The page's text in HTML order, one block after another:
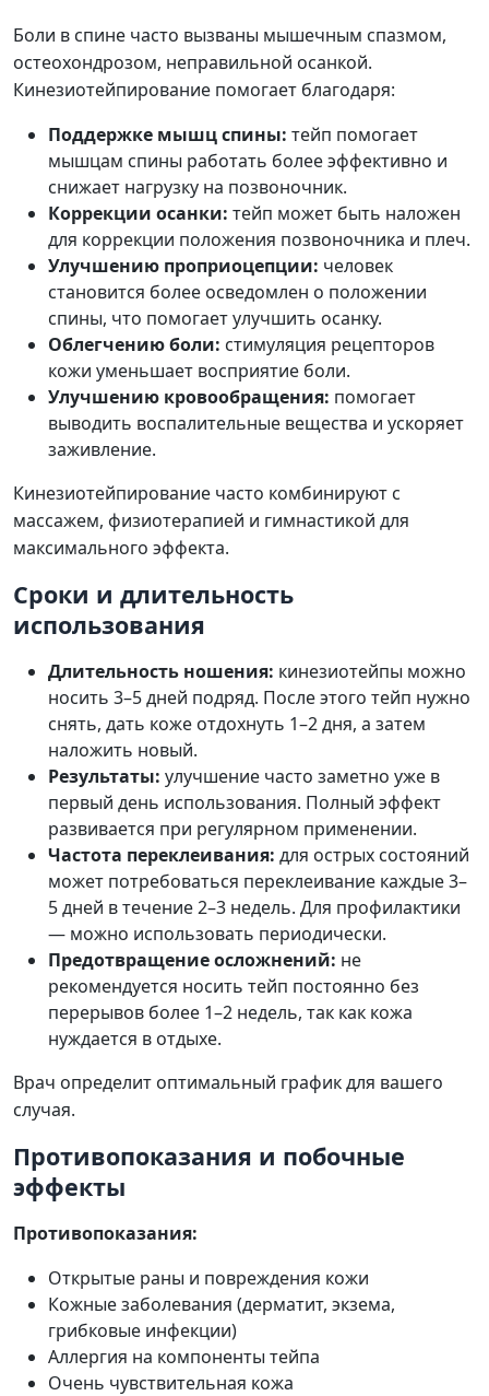
Боли в спине часто вызваны мышечным спазмом,
остеохондрозом, неправильной осанкой.
Кинезиотейпирование помогает благодаря:
Поддержке мышц спины: тейп помогает
мышцам спины работать более эффективно и
снижает нагрузку на позвоночник.
Коррекции осанки: тейп может быть наложен
для коррекции положения позвоночника и плеч.
Улучшению проприоцепции: человек
становится более осведомлен о положении
спины, что помогает улучшить осанку.
Облегчению боли: стимуляция рецепторов
кожи уменьшает восприятие боли.
Улучшению кровообращения: помогает
выводить воспалительные вещества и ускоряет
заживление.
Кинезиотейпирование часто комбинируют с
массажем, физиотерапией и гимнастикой для
максимального эффекта.
Сроки и длительность
использования
Длительность ношения: кинезиотейпы можно
носить 3–5 дней подряд. После этого тейп нужно
снять, дать коже отдохнуть 1–2 дня, а затем
наложить новый.
Результаты: улучшение часто заметно уже в
первый день использования. Полный эффект
развивается при регулярном применении.
Частота переклеивания: для острых состояний
может потребоваться переклеивание каждые 3–
5 дней в течение 2–3 недель. Для профилактики
— можно использовать периодически.
Предотвращение осложнений: не
рекомендуется носить тейп постоянно без
перерывов более 1–2 недель, так как кожа
нуждается в отдыхе.
Врач определит оптимальный график для вашего
случая.
Противопоказания и побочные
эффекты
Противопоказания:
Открытые раны и повреждения кожи
Кожные заболевания (дерматит, экзема,
грибковые инфекции)
Аллергия на компоненты тейпа
Очень чувствительная кожа